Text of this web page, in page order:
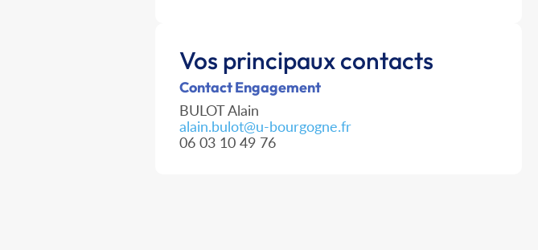
Vos principaux contacts
Contact Engagement
BULOT Alain
alain.bulot@u-bourgogne.fr
06 03 10 49 76